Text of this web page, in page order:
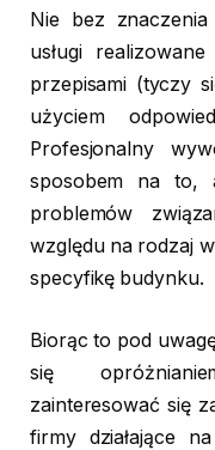
Nie bez
usługi
przepisami (tyczy
użyciem
Profesjonalny
sposobem na to,
problemów
względu na rodzaj
specyfikę budynku.
Biorąc to pod
się
zainteresować się
firmy działające